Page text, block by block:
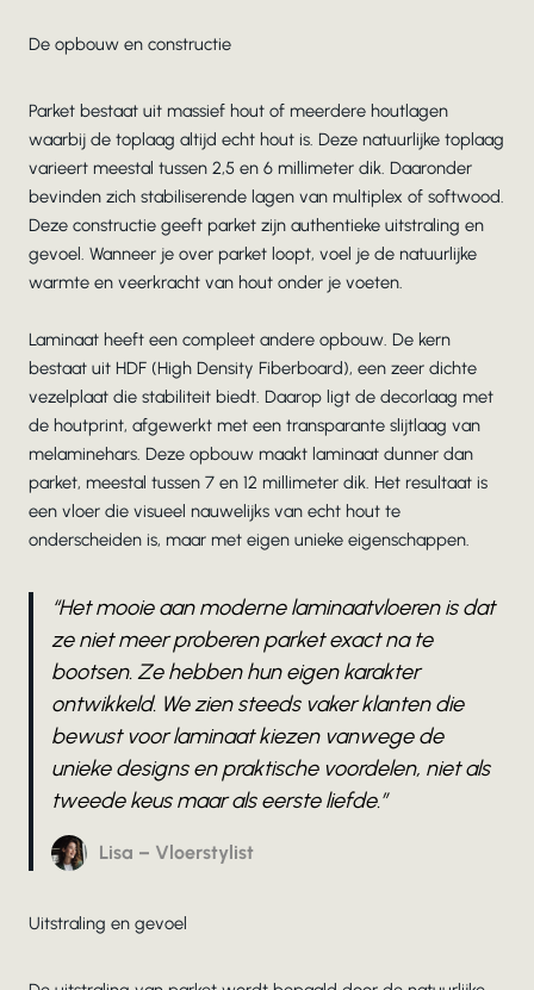
De opbouw en constructie
Parket bestaat uit massief hout of meerdere houtlagen
waarbij de toplaag altijd echt hout is. Deze natuurlijke toplaag
varieert meestal tussen 2,5 en 6 millimeter dik. Daaronder
bevinden zich stabiliserende lagen van multiplex of softwood.
Deze constructie geeft parket zijn authentieke uitstraling en
gevoel. Wanneer je over parket loopt, voel je de natuurlijke
warmte en veerkracht van hout onder je voeten.
Laminaat heeft een compleet andere opbouw. De kern
bestaat uit HDF (High Density Fiberboard), een zeer dichte
vezelplaat die stabiliteit biedt. Daarop ligt de decorlaag met
de houtprint, afgewerkt met een transparante slijtlaag van
melaminehars. Deze opbouw maakt laminaat dunner dan
parket, meestal tussen 7 en 12 millimeter dik. Het resultaat is
een vloer die visueel nauwelijks van echt hout te
onderscheiden is, maar met eigen unieke eigenschappen.
“Het mooie aan moderne laminaatvloeren is dat
ze niet meer proberen parket exact na te
bootsen. Ze hebben hun eigen karakter
ontwikkeld. We zien steeds vaker klanten die
bewust voor laminaat kiezen vanwege de
unieke designs en praktische voordelen, niet als
tweede keus maar als eerste liefde.”
Lisa – Vloerstylist
Uitstraling en gevoel